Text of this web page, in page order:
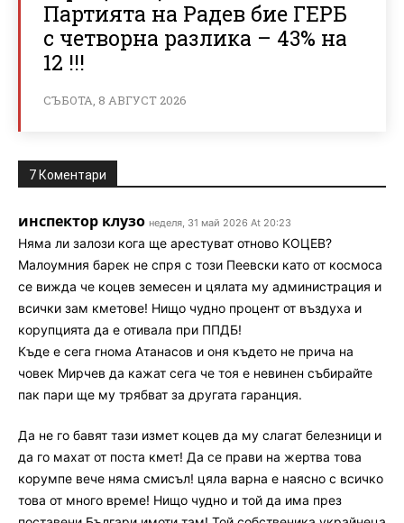
Партията на Радев бие ГЕРБ
с четворна разлика – 43% на
12 !!!
СЪБОТА, 8 АВГУСТ 2026
7 Коментари
инспектор клузо неделя, 31 май 2026 At 20:23
Няма ли залози кога ще арестуват отново КОЦЕВ?
Малоумния барек не спря с този Пеевски като от космоса
се вижда че коцев земесен и цялата му администрация и
всички зам кметове! Нищо чудно процент от въздуха и
корупцията да е отивала при ППДБ!
Къде е сега гнома Атанасов и оня където не прича на
човек Мирчев да кажат сега че тоя е невинен събирайте
пак пари ще му трябват за другата гаранция.
Да не го бавят тази измет коцев да му слагат белезници и
да го махат от поста кмет! Да се прави на жертва това
корумпе вече няма смисъл! цяла варна е наясно с всичко
това от много време! Нищо чудно и той да има през